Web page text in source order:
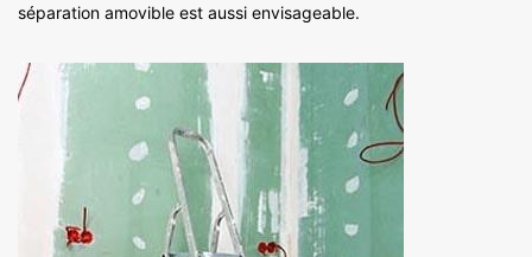
séparation amovible est aussi envisageable.